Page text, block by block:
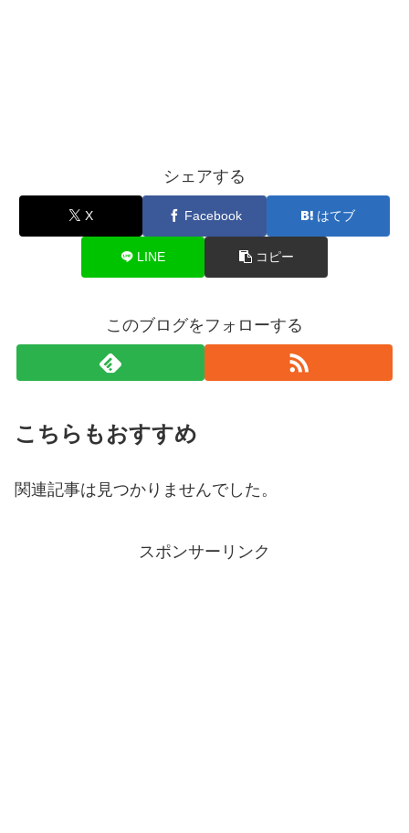
シェアする
X Facebook はてブ
LINE コピー
このブログをフォローする
こちらもおすすめ
関連記事は見つかりませんでした。
スポンサーリンク